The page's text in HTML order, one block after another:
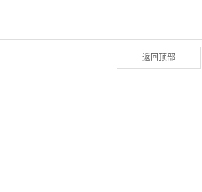
返回顶部